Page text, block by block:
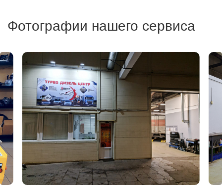
Фотографии нашего сервиса